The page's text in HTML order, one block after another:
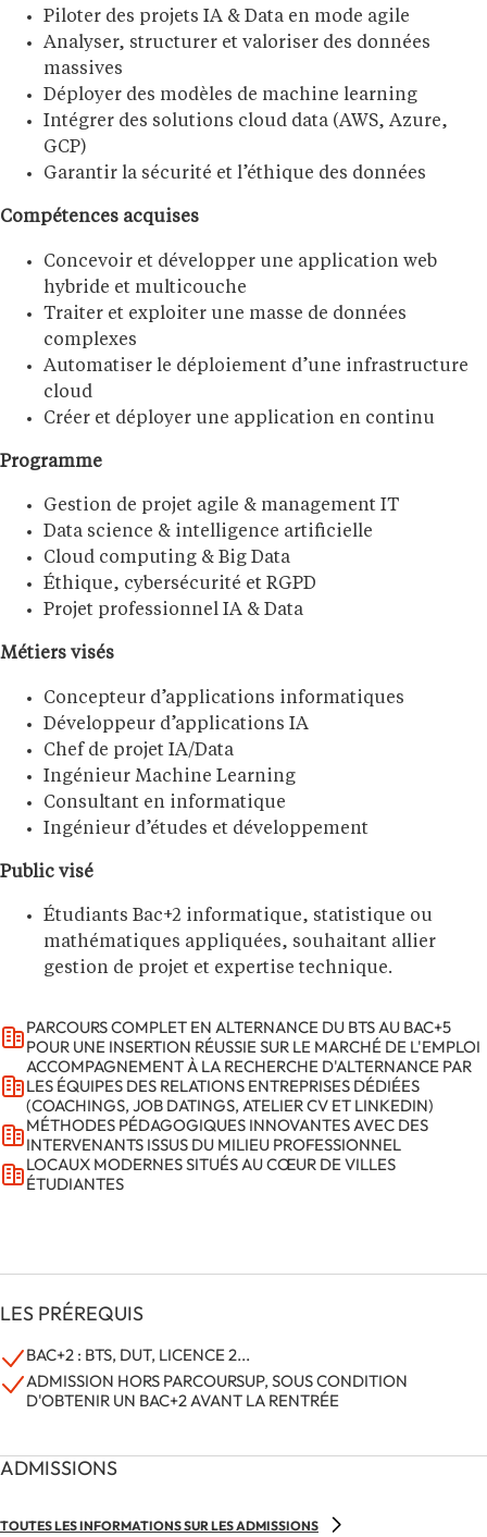
Piloter des projets IA & Data en mode agile
Analyser, structurer et valoriser des données
massives
Déployer des modèles de machine learning
Intégrer des solutions cloud data (AWS, Azure,
GCP)
Garantir la sécurité et l’éthique des données
Compétences acquises
Concevoir et développer une application web
hybride et multicouche
Traiter et exploiter une masse de données
complexes
Automatiser le déploiement d’une infrastructure
cloud
Créer et déployer une application en continu
Programme
Gestion de projet agile & management IT
Data science & intelligence artificielle
Cloud computing & Big Data
Éthique, cybersécurité et RGPD
Projet professionnel IA & Data
Métiers visés
Concepteur d’applications informatiques
Développeur d’applications IA
Chef de projet IA/Data
Ingénieur Machine Learning
Consultant en informatique
Ingénieur d’études et développement
Public visé
Étudiants Bac+2 informatique, statistique ou
mathématiques appliquées, souhaitant allier
gestion de projet et expertise technique.
PARCOURS COMPLET EN ALTERNANCE DU BTS AU BAC+5
POUR UNE INSERTION RÉUSSIE SUR LE MARCHÉ DE L'EMPLOI
ACCOMPAGNEMENT À LA RECHERCHE D'ALTERNANCE PAR
LES ÉQUIPES DES RELATIONS ENTREPRISES DÉDIÉES
(COACHINGS, JOB DATINGS, ATELIER CV ET LINKEDIN)
MÉTHODES PÉDAGOGIQUES INNOVANTES AVEC DES
INTERVENANTS ISSUS DU MILIEU PROFESSIONNEL
LOCAUX MODERNES SITUÉS AU CŒUR DE VILLES
ÉTUDIANTES
LES PRÉREQUIS
BAC+2 : BTS, DUT, LICENCE 2...
ADMISSION HORS PARCOURSUP, SOUS CONDITION
D'OBTENIR UN BAC+2 AVANT LA RENTRÉE
ADMISSIONS
TOUTES LES INFORMATIONS SUR LES ADMISSIONS